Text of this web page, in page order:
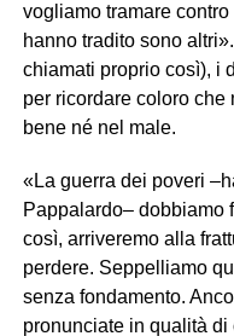
vogliamo tramare
hanno tradito sono
chiamati proprio così), i
per ricordare coloro che
bene né nel male.
«La guerra dei poveri
Pappalardo– dobbiamo
così, arriveremo alla
perdere. Seppelliamo
senza fondamento.
pronunciate in qualità